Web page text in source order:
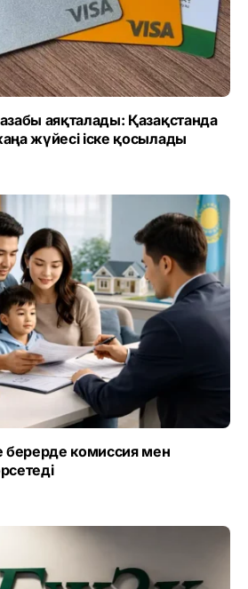
аяқталады: Қазақстанда
жүйесі іске қосылады
берерде комиссия мен